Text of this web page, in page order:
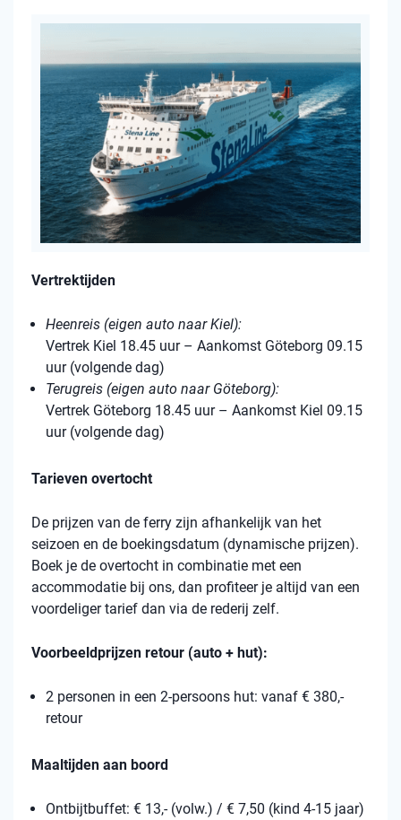
Vertrektijden
Heenreis (eigen auto naar Kiel):
Vertrek Kiel 18.45 uur – Aankomst Göteborg 09.15
uur (volgende dag)
Terugreis (eigen auto naar Göteborg):
Vertrek Göteborg 18.45 uur – Aankomst Kiel 09.15
uur (volgende dag)
Tarieven overtocht
De prijzen van de ferry zijn afhankelijk van het
seizoen en de boekingsdatum (dynamische prijzen).
Boek je de overtocht in combinatie met een
accommodatie bij ons, dan profiteer je altijd van een
voordeliger tarief dan via de rederij zelf.
Voorbeeldprijzen retour (auto + hut):
2 personen in een 2-persoons hut: vanaf € 380,-
retour
Maaltijden aan boord
Ontbijtbuffet: € 13,- (volw.) / € 7,50 (kind 4-15 jaar)